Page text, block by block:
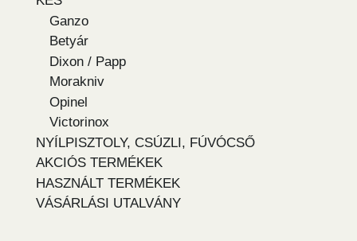
Ganzo
Betyár
Dixon / Papp
Morakniv
Opinel
Victorinox
NYÍLPISZTOLY, CSÚZLI, FÚVÓCSŐ
AKCIÓS TERMÉKEK
HASZNÁLT TERMÉKEK
VÁSÁRLÁSI UTALVÁNY